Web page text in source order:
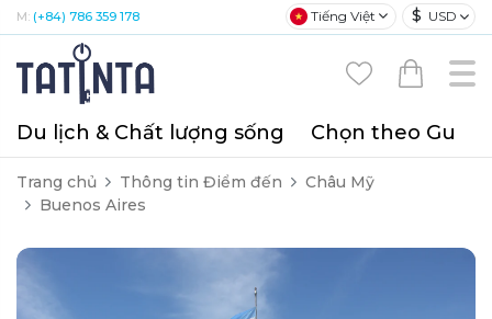
M: (+84) 786 359 178 Tiếng Việt $ USD
Du lịch & Chất lượng sống Chọn theo Gu
Trang chủ Thông tin Điểm đến
Châu Mỹ
Buenos Aires